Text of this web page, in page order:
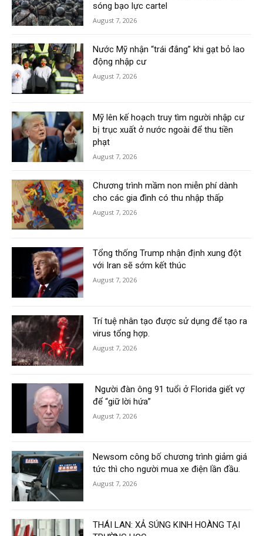
sóng bạo lực cartel
August 7, 2026
Nước Mỹ nhận “trái đắng” khi gạt bỏ lao
động nhập cư
August 7, 2026
Mỹ lên kế hoạch truy tìm người nhập cư
bị trục xuất ở nước ngoài để thu tiền
phạt
August 7, 2026
Chương trình mầm non miễn phí dành
cho các gia đình có thu nhập thấp
August 7, 2026
Tổng thống Trump nhận định xung đột
với Iran sẽ sớm kết thúc
August 7, 2026
Trí tuệ nhân tạo được sử dụng để tạo ra
virus tổng hợp.
August 7, 2026
Người đàn ông 91 tuổi ở Florida giết vợ
để “giữ lời hứa”
August 7, 2026
Newsom công bố chương trình giảm giá
tức thì cho người mua xe điện lần đầu.
August 7, 2026
THÁI LAN: XẢ SÚNG KINH HOÀNG TẠI